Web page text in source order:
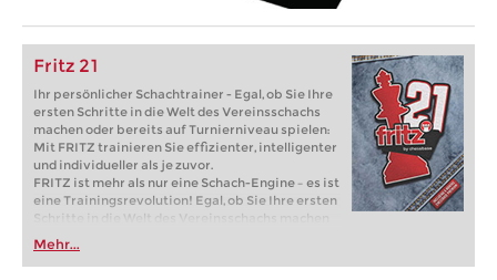
Fritz 21
Ihr persönlicher Schachtrainer - Egal, ob Sie Ihre
ersten Schritte in die Welt des Vereinsschachs
machen oder bereits auf Turnierniveau spielen:
Mit FRITZ trainieren Sie effizienter, intelligenter
und individueller als je zuvor.
FRITZ ist mehr als nur eine Schach-Engine – es ist
eine Trainingsrevolution! Egal, ob Sie Ihre ersten
Schritte in die Welt des Vereinsschachs machen
oder bereits auf Turnierniveau spielen: Mit
FRITZ trainieren Sie effizienter, intelligenter und
individueller als je zuvor.
Mehr...